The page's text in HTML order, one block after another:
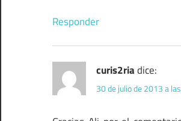
Responder
curis2riadice:
30 de julio de 2013 a